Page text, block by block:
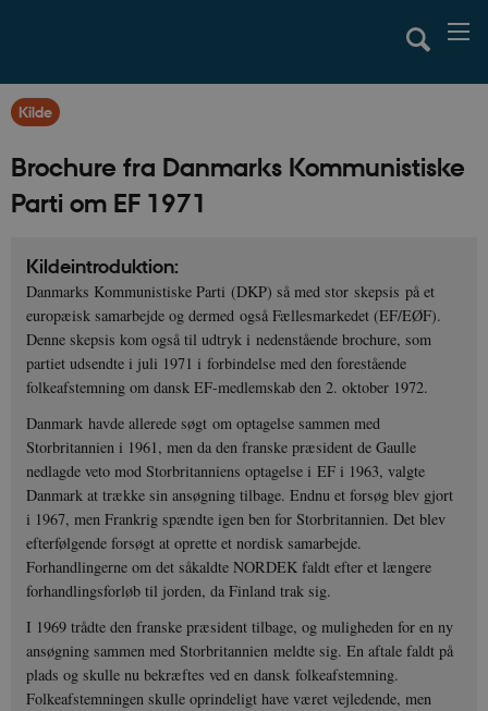
Kilde
Brochure fra Danmarks Kommunistiske
Parti om EF 1971
Kildeintroduktion:
Danmarks Kommunistiske Parti (DKP) så med stor skepsis på et
europæisk samarbejde og dermed også Fællesmarkedet (EF/EØF).
Denne skepsis kom også til udtryk i nedenstående brochure, som
partiet udsendte i juli 1971 i forbindelse med den forestående
folkeafstemning om dansk EF-medlemskab den 2. oktober 1972.
Danmark havde allerede søgt om optagelse sammen med
Storbritannien i 1961, men da den franske præsident de Gaulle
nedlagde veto mod Storbritanniens optagelse i EF i 1963, valgte
Danmark at trække sin ansøgning tilbage. Endnu et forsøg blev gjort
i 1967, men Frankrig spændte igen ben for Storbritannien. Det blev
efterfølgende forsøgt at oprette et nordisk samarbejde.
Forhandlingerne om det såkaldte NORDEK faldt efter et længere
forhandlingsforløb til jorden, da Finland trak sig.
I 1969 trådte den franske præsident tilbage, og muligheden for en ny
ansøgning sammen med Storbritannien meldte sig. En aftale faldt på
plads og skulle nu bekræftes ved en dansk folkeafstemning.
Folkeafstemningen skulle oprindeligt have været vejledende, men